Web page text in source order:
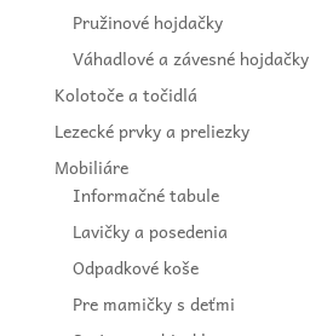
Pružinové hojdačky
Váhadlové a závesné hojdačky
Kolotoče a točidlá
Lezecké prvky a preliezky
Mobiliáre
Informačné tabule
Lavičky a posedenia
Odpadkové koše
Pre mamičky s deťmi